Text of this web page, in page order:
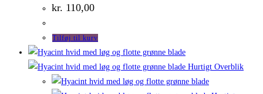
kr. 110,00
Tilføj til kurv
Hurtigt Overblik